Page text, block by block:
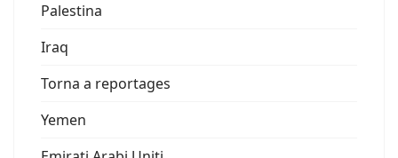
Palestina
Iraq
Torna a reportages
Yemen